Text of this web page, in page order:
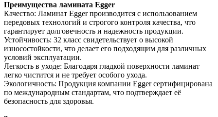
Преимущества ламината Egger
Качество: Ламинат Egger производится с использованием
передовых технологий и строгого контроля качества, что
гарантирует долговечность и надежность продукции.
Устойчивость: 32 класс свидетельствует о высокой
износостойкости, что делает его подходящим для различных
условий эксплуатации.
Легкость в уходе: Благодаря гладкой поверхности ламинат
легко чистится и не требует особого ухода.
Экологичность: Продукция компании Egger сертифицирована
по международным стандартам, что подтверждает её
безопасность для здоровья.